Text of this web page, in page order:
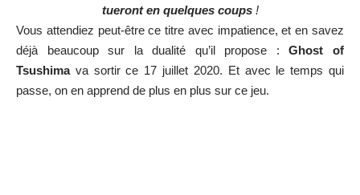
tueront en quelques coups!
Vous attendiez peut-être ce titre avec impatience, et en savez
déjà beaucoup sur la dualité qu’il propose :Ghost of
Tsushimava sortir ce 17 juillet 2020. Et avec le temps qui
passe, on en apprend de plus en plus sur ce jeu.